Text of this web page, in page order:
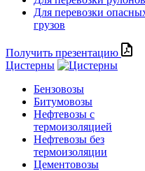
Для перевозки
грузов
Получить презентацию
Цистерны
Бензовозы
Битумовозы
Нефтевозы с
термоизоляцией
Нефтевозы без
термоизоляции
Цементовозы